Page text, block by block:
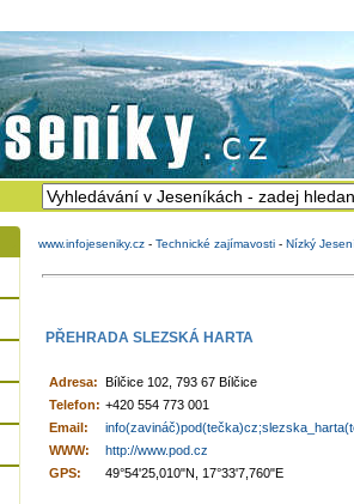
www.infojeseniky.cz - Technické zajímavosti - Nízký
PŘEHRADA SLEZSKÁ HARTA
Adresa: Bílčice 102, 793 67 Bílčice
Telefon: +420 554 773 001
Email:
WWW:
http://www.pod.cz
GPS:
49°54'25,010"N, 17°33'7,760"E